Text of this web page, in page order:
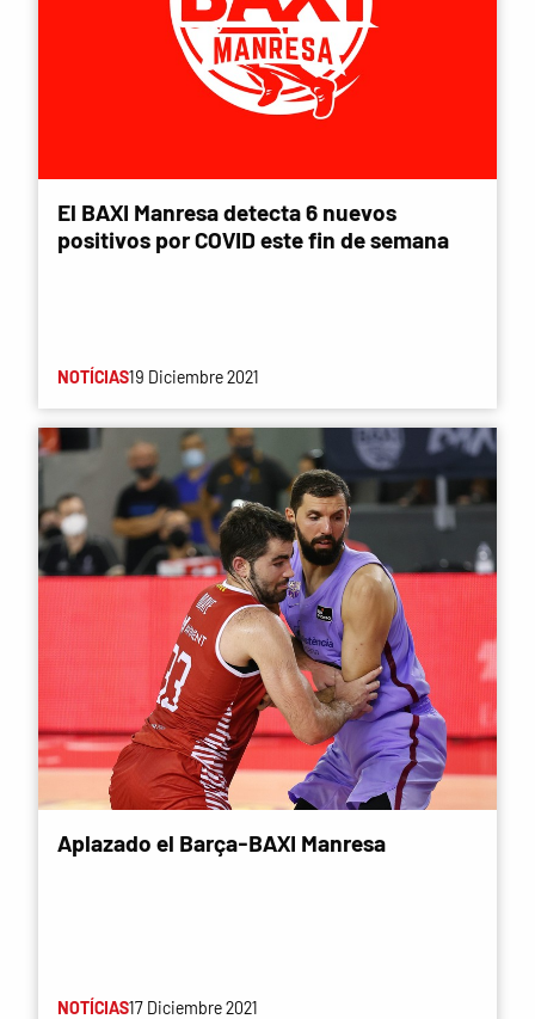
El BAXI Manresa detecta 6 nuevos
positivos por COVID este fin de semana
NOTÍCIAS19 Diciembre 2021
Aplazado el Barça-BAXI Manresa
NOTÍCIAS17 Diciembre 2021